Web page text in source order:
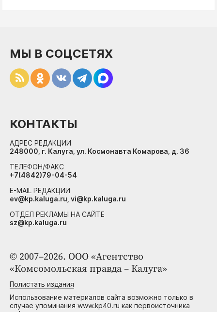
© 2007–2026. ООО «Агентство
«Комсомольская правда – Калуга»
Полистать издания
Использование материалов сайта возможно только в
случае упоминания www.kp40.ru как первоисточника
МЫ В СОЦСЕТЯХ
КОНТАКТЫ
АДРЕС РЕДАКЦИИ
248000, г. Калуга, ул. Космонавта Комарова, д. 36
ТЕЛЕФОН/ФАКС
+7(4842)79-04-54
E-MAIL РЕДАКЦИИ
ev@kp.kaluga.ru, vi@kp.kaluga.ru
ОТДЕЛ РЕКЛАМЫ НА САЙТЕ
sz@kp.kaluga.ru